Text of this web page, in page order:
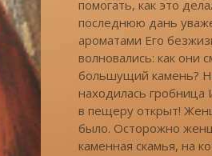
помогать, как это
последнюю дань
ароматами Его
волновались: как они
большущий камень?
находилась гробница
в пещеру открыт!
было. Осторожно
каменная скамья, на